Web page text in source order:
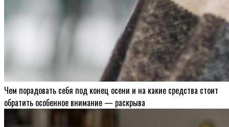
Чем порадовать себя под конец осени и на какие средства стоит
обратить особенное внимание — раскрыва